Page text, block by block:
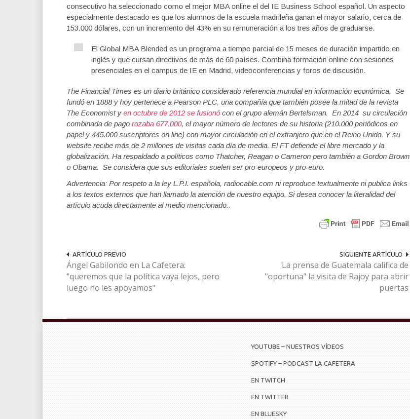
consecutivo ha seleccionado como el mejor MBA online el del IE Business School español. Un aspecto
especialmente destacado es que los alumnos de la escuela madrileña ganan el mayor salario, cerca de
153.000 dólares, con un incremento del 43% en su remuneración a los tres años de graduarse.
El Global MBA Blended es un programa a tiempo parcial de 15 meses de duración impartido en
inglés y que cursan directivos de más de 60 países. Combina formación online con sesiones
presenciales en el campus de IE en Madrid, videoconferencias y foros de discusión.
The Financial Times es un diario británico considerado referencia mundial en información económica. Se
fundó en 1888 y hoy pertenece a Pearson PLC, una compañía que también posee la mitad de la revista
The Economist y en octubre de 2012 se fusionó con el grupo alemán Bertelsman. En 2014 su circulación
combinada de pago rozaba 677.000, el mayor número de lectores de su historia (210.000 periódicos en
papel y 445.000 suscriptores on line) con mayor circulación en el extranjero que en el Reino Unido. Y su
website recibe más de 2 millones de visitas cada día de media. El FT defiende el libre mercado y la
globalización. Ha respaldado a políticos como Thatcher, Reagan o Cameron pero también a Gordon Brown
o Obama. Se considera que sus editoriales suelen ser pro-europeos y pro-euro.
Advertencia: Por respeto a la ley L.P.I. española, radiocable.com ni reproduce textualmente ni publica links
a los textos externos que han llamado la atención de nuestro equipo. Si desea conocer la literalidad del
artículo acuda directamente al medio mencionado..
ARTÍCULO PREVIO
Ángel Gabilondo en La Cafetera:
"queremos que la política vaya lejos, pero
luego no les apoyamos"
SIGUIENTE ARTÍCULO
La prensa de Guatemala califica de
"oportuna" la visita de Rajoy para abrir
puertas
YOUTUBE – NUESTROS VÍDEOS
SPOTIFY – PODCAST LA CAFETERA
EN TWITCH
EN TWITTER
EN BLUESKY